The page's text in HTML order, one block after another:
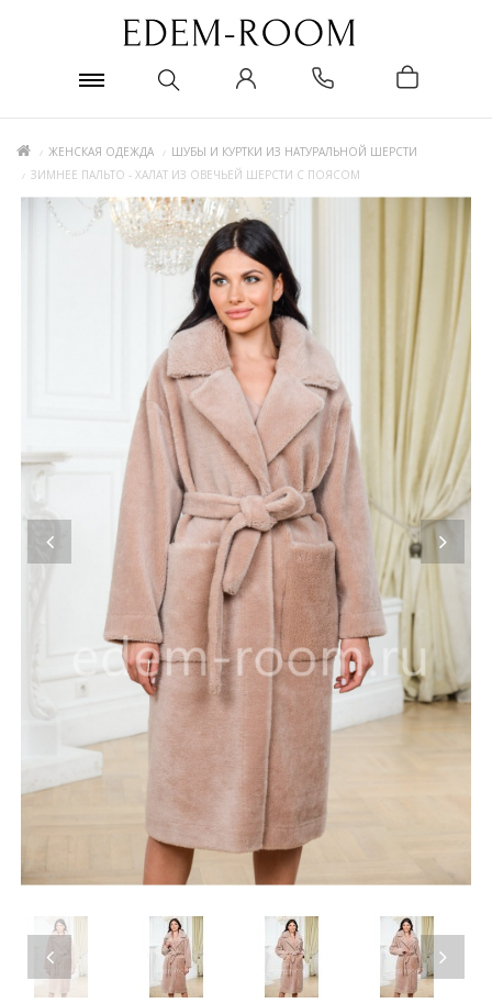
ЖЕНСКАЯ ОДЕЖДА
ШУБЫ И КУРТКИ ИЗ НАТУРАЛЬНОЙ ШЕРСТИ
ЗИМНЕЕ ПАЛЬТО - ХАЛАТ ИЗ ОВЕЧЬЕЙ ШЕРСТИ С ПОЯСОМ